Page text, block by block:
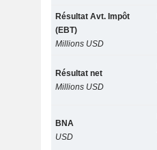
Résultat Avt. Impôt
(EBT)
Millions USD
Résultat net
Millions USD
BNA
USD